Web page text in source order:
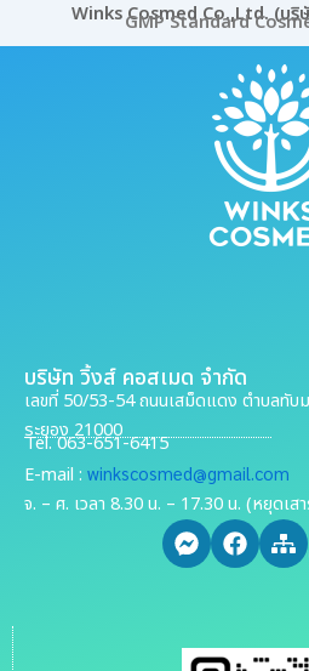
Winks Cosmed Co.,Ltd. (บริ
GMP Standard
บริษัท วิ้งส์ คอสเมด จำกัด
เลขที่ 50/53-54 ถนนเสม็ดแดง ตำบลทับ
ระยอง 21000
Tel. 063-651-6415
E-mail : winkscosmed@gmail.com
จ. – ศ. เวลา 8.30 น. – 17.30 น. (หยุดเส